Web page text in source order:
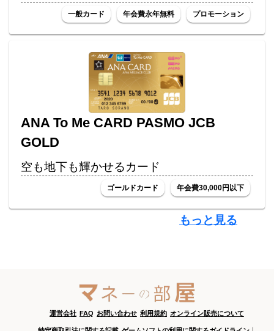
一般カード 年会費永年無料 プロモーション
ANA To Me CARD PASMO JCB
GOLD
空も地下も輝かせるカード
ゴールドカード 年会費30,000円以下
もっと見る
運営会社 FAQ お問い合わせ 利用規約 オンライン販売について